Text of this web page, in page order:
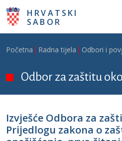
Skoči na glavni sadržaj
HRVATSKI
SABOR
Breadcrumb
Početna Radna tijela Odbori i
Odbor za zaštitu
Izvješće Odbora za
Prijedlogu zakona o